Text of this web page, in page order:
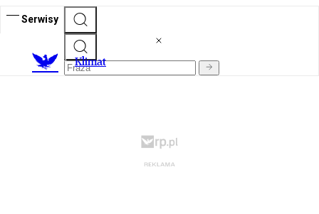
Serwisy
Klimat